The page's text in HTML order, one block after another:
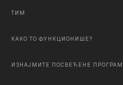
ТИМ
КАКО ТО ФУНКЦИОНИШЕ?
ИЗНАЈМИТЕ ПОСВЕЋЕНЕ